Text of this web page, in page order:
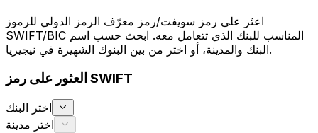
اعثر على رمز سويفت/رمز معرّف الرمز الدولي للرموز
SWIFT/BIC المناسب للبنك الذي تتعامل معه. ابحث حسب اسم
البنك والمدينة، أو اختر من بين البنوك الشهيرة في نيجيريا.
العثور على رمز SWIFT
اختر البنك
اختر مدينة